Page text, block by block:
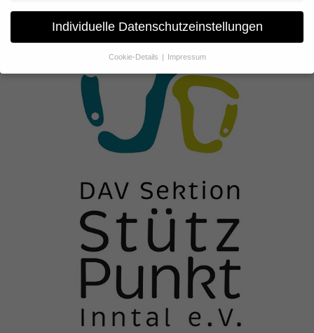
Individuelle Datenschutzeinstellungen
Cookie-Details Impressum
Datenschutzeinstellungen
Wenn Sie unter 16 Jahre alt sind und Ihre Zustimmung zu
freiwilligen Diensten geben möchten, müssen Sie Ihre
Erziehungsberechtigten um Erlaubnis bitten.
Wir verwenden Cookies und andere Technologien auf unserer
Website. Einige von ihnen sind essenziell, während andere uns
Adressen), z. B. für personalisierte Anzeigen und Inhalte oder
Anzeigen- und Inhaltsmessung.
Weitere Informationen über die
Verwendung Ihrer Daten finden Sie in unserer
Datenschutzerklärung
Hier finden Sie eine Übersicht über alle verwendeten Cookies. Sie
können Ihre Einwilligung zu ganzen Kategorien geben oder sich
weitere Informationen anzeigen lassen und so nur bestimmte